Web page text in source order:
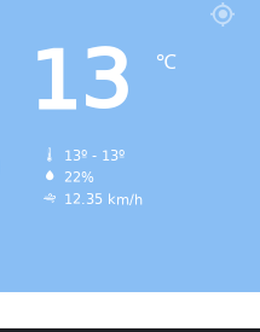
13 ℃
13º - 13º
22%
12.35 km/h